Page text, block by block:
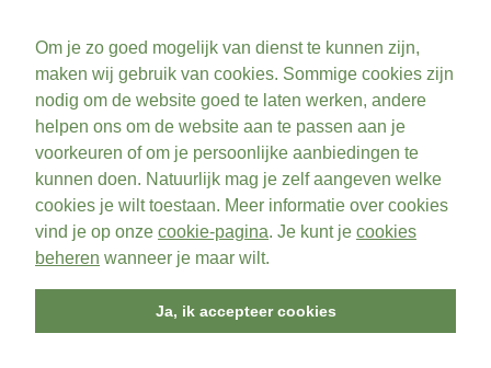
Om je zo goed mogelijk van dienst te kunnen zijn,
maken wij gebruik van cookies. Sommige cookies zijn
nodig om de website goed te laten werken, andere
helpen ons om de website aan te passen aan je
voorkeuren of om je persoonlijke aanbiedingen te
kunnen doen. Natuurlijk mag je zelf aangeven welke
cookies je wilt toestaan. Meer informatie over cookies
vind je op onze cookie-pagina. Je kunt je cookies
beheren wanneer je maar wilt.
Ja, ik accepteer cookies